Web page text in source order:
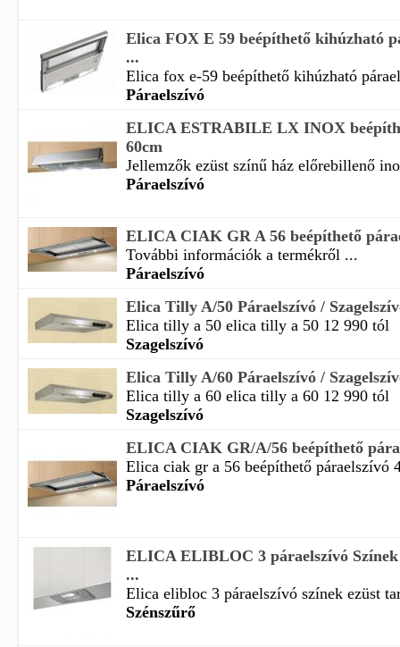
Elica FOX E 59 beépíthető kihúzható
...
Elica fox e-59 beépíthető kihúzható
Páraelszívó
ELICA ESTRABILE LX INOX
60cm
Jellemzők ezüst színű ház előrebillenő
Páraelszívó
ELICA CIAK GR A 56 beépíthető
További információk a termékről ...
Páraelszívó
Elica Tilly A/50 Páraelszívó /
Elica tilly a 50 elica tilly a 50 12 990 tól
Szagelszívó
Elica Tilly A/60 Páraelszívó /
Elica tilly a 60 elica tilly a 60 12 990 tól
Szagelszívó
ELICA CIAK GR/A/56 beépíthető
Elica ciak gr a 56 beépíthető páraelszívó
Páraelszívó
ELICA ELIBLOC 3 páraelszívó Színek
...
Elica elibloc 3 páraelszívó színek ezüst
Szénszűrő